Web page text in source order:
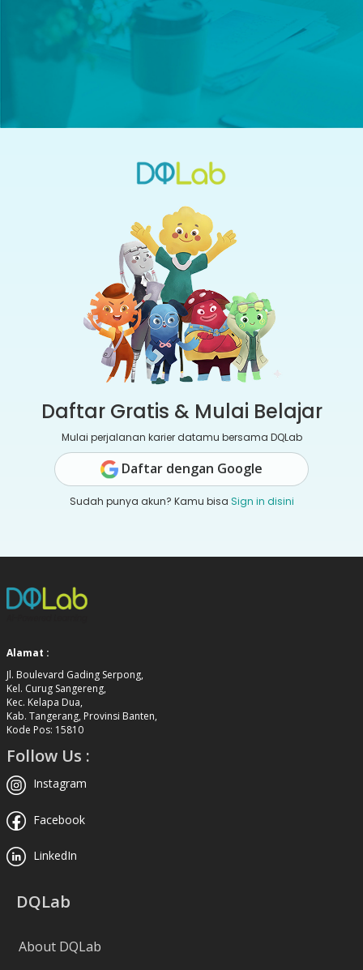
Daftar Gratis & Mulai Belajar
Mulai perjalanan karier datamu bersama DQLab
Daftar dengan Google
Sudah punya akun? Kamu bisa Sign in disini
Alamat :
Jl. Boulevard Gading Serpong,
Kel. Curug Sangereng,
Kec. Kelapa Dua,
Kab. Tangerang, Provinsi Banten,
Kode Pos: 15810
Follow Us :
Instagram
Facebook
LinkedIn
DQLab
About DQLab